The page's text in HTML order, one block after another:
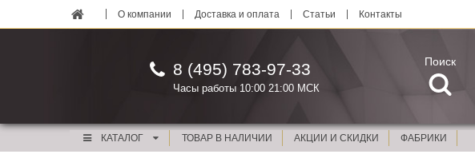
О компании Доставка и оплата Статьи Контакты
8 (495) 783-97-33
Часы работы 10:00 21:00 МСК
Поиск
КАТАЛОГ ТОВАР В НАЛИЧИИ АКЦИИ И СКИДКИ ФАБРИКИ